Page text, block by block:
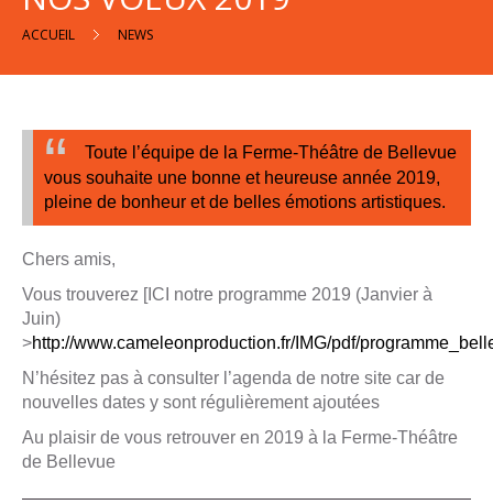
Appelez-
nous
ACCUEIL NEWS
Toute l’équipe de la Ferme-Théâtre de Bellevue
vous souhaite une bonne et heureuse année 2019,
pleine de bonheur et de belles émotions artistiques.
Chers amis,
Vous trouverez [ICI notre programme 2019 (Janvier à
Juin)
>http://www.cameleonproduction.fr/IMG/pdf/
N’hésitez pas à consulter l’agenda de notre site car de
nouvelles dates y sont régulièrement ajoutées
Au plaisir de vous retrouver en 2019 à la Ferme-Théâtre
de Bellevue